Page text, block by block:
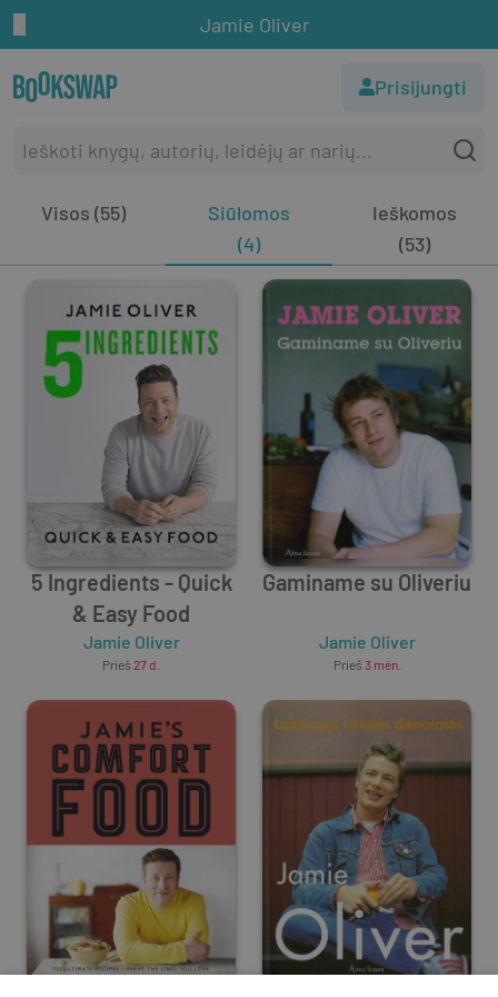
Jamie Oliver
Prisijungti
Visos (55)
Siūlomos
(4)
Ieškomos
(53)
5 Ingredients - Quick
& Easy Food
Jamie Oliver
Prieš 27 d.
Gaminame su Oliveriu
Jamie Oliver
Prieš 3 mėn.